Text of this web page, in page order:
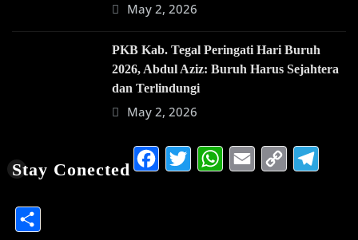
May 2, 2026
PKB Kab. Tegal Peringati Hari Buruh
2026, Abdul Aziz: Buruh Harus Sejahtera
dan Terlindungi
May 2, 2026
Stay Conected Facebook
Twitter
WhatsApp
Email
Copy